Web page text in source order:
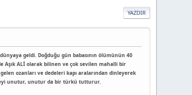
YAZDIR
geldi. Doğduğu gün babasının ölümünün 40
Aşık ALİ olarak bilinen ve çok sevilen mahalli bir
ozanları ve dedeleri kapı aralarından dinleyerek
unutur, unutur da bir türkü tutturur.